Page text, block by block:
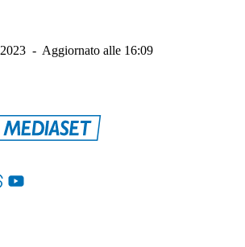
- Aggiornato alle 16:09